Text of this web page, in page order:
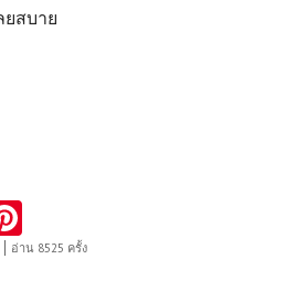
สบาย
nt
อ่าน 8525 ครั้ง